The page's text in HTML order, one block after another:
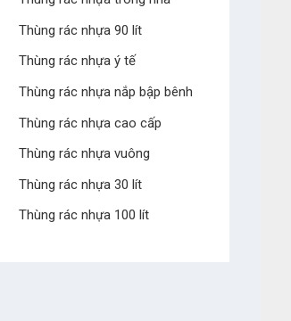
Thùng rác nhựa 90 lít
Thùng rác nhựa ý tế
Thùng rác nhựa nắp bập bênh
Thùng rác nhựa cao cấp
Thùng rác nhựa vuông
Thùng rác nhựa 30 lít
Thùng rác nhựa 100 lít